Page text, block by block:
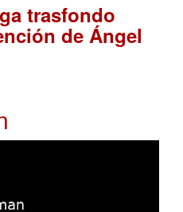
trasfondo
de Ángel